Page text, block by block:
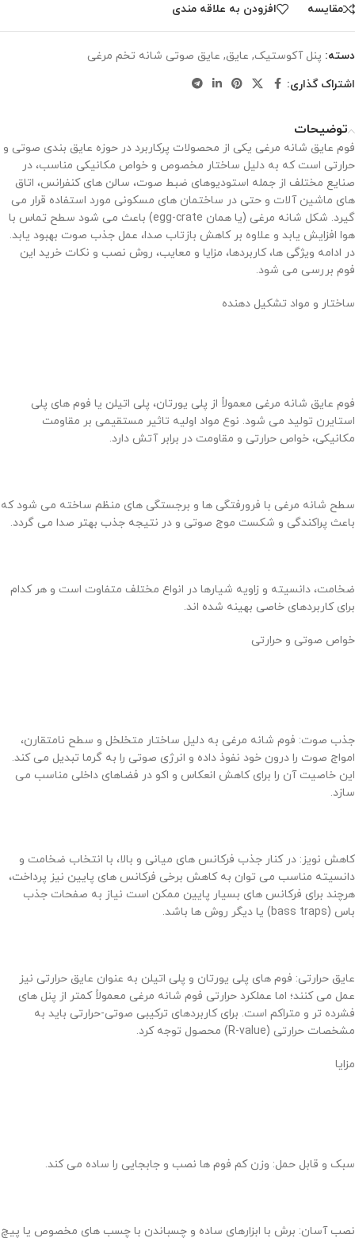
مقايسه افزودن به علاقه مندی
دسته: پنل آکوستیک, عایق, عایق صوتی شانه تخم مرغی
اشتراک گذاری:
توضیحات
فوم عایق شانه مرغی یکی از محصولات پرکاربرد در حوزه عایق بندی صوتی و
حرارتی است که به دلیل ساختار مخصوص و خواص مکانیکی مناسب، در
صنایع مختلف از جمله استودیوهای ضبط صوت، سالن های کنفرانس، اتاق
های ماشین آلات و حتی در ساختمان های مسکونی مورد استفاده قرار می
گیرد. شکل شانه مرغی (یا همان egg-crate) باعث می شود سطح تماس با
هوا افزایش یابد و علاوه بر کاهش بازتاب صدا، عمل جذب صوت بهبود یابد.
در ادامه ویژگی ها، کاربردها، مزایا و معایب، روش نصب و نکات خرید این
فوم بررسی می شود.
ساختار و مواد تشکیل دهنده
فوم عایق شانه مرغی معمولاً از پلی یورتان، پلی اتیلن یا فوم های پلی
استایرن تولید می شود. نوع مواد اولیه تاثیر مستقیمی بر مقاومت
مکانیکی، خواص حرارتی و مقاومت در برابر آتش دارد.
سطح شانه مرغی با فرورفتگی ها و برجستگی های منظم ساخته می شود که
باعث پراکندگی و شکست موج صوتی و در نتیجه جذب بهتر صدا می گردد.
ضخامت، دانسیته و زاویه شیارها در انواع مختلف متفاوت است و هر کدام
برای کاربردهای خاصی بهینه شده اند.
خواص صوتی و حرارتی
جذب صوت: فوم شانه مرغی به دلیل ساختار متخلخل و سطح نامتقارن،
امواج صوت را درون خود نفوذ داده و انرژی صوتی را به گرما تبدیل می کند.
این خاصیت آن را برای کاهش انعکاس و اکو در فضاهای داخلی مناسب می
سازد.
کاهش نویز: در کنار جذب فرکانس های میانی و بالا، با انتخاب ضخامت و
دانسیته مناسب می توان به کاهش برخی فرکانس های پایین نیز پرداخت،
هرچند برای فرکانس های بسیار پایین ممکن است نیاز به صفحات جذب
باس (bass traps) یا دیگر روش ها باشد.
عایق حرارتی: فوم های پلی یورتان و پلی اتیلن به عنوان عایق حرارتی نیز
عمل می کنند؛ اما عملکرد حرارتی فوم شانه مرغی معمولاً کمتر از پنل های
فشرده تر و متراکم است. برای کاربردهای ترکیبی صوتی-حرارتی باید به
مشخصات حرارتی (R-value) محصول توجه کرد.
مزایا
سبک و قابل حمل: وزن کم فوم ها نصب و جابجایی را ساده می کند.
نصب آسان: برش با ابزارهای ساده و چسباندن با چسب های مخصوص یا پیچ